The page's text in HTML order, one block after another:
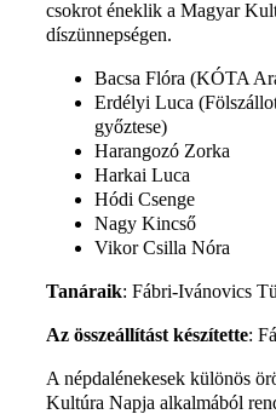
csokrot éneklik a Magyar
díszünnepségen.
Bacsa Flóra (KÓTA
Erdélyi Luca
győztese)
Harangozó Zorka
Harkai Luca
Hódi Csenge
Nagy Kincső
Vikor Csilla Nóra
Tanáraik: Fábri-Ivánovics
Az összeállítást készítette:
A népdalénekesek különös
Kultúra Napja alkalmából